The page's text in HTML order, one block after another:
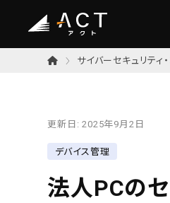
サイバーセキュリティ
更新日:2025年9月2日
デバイス管理
法人PCの